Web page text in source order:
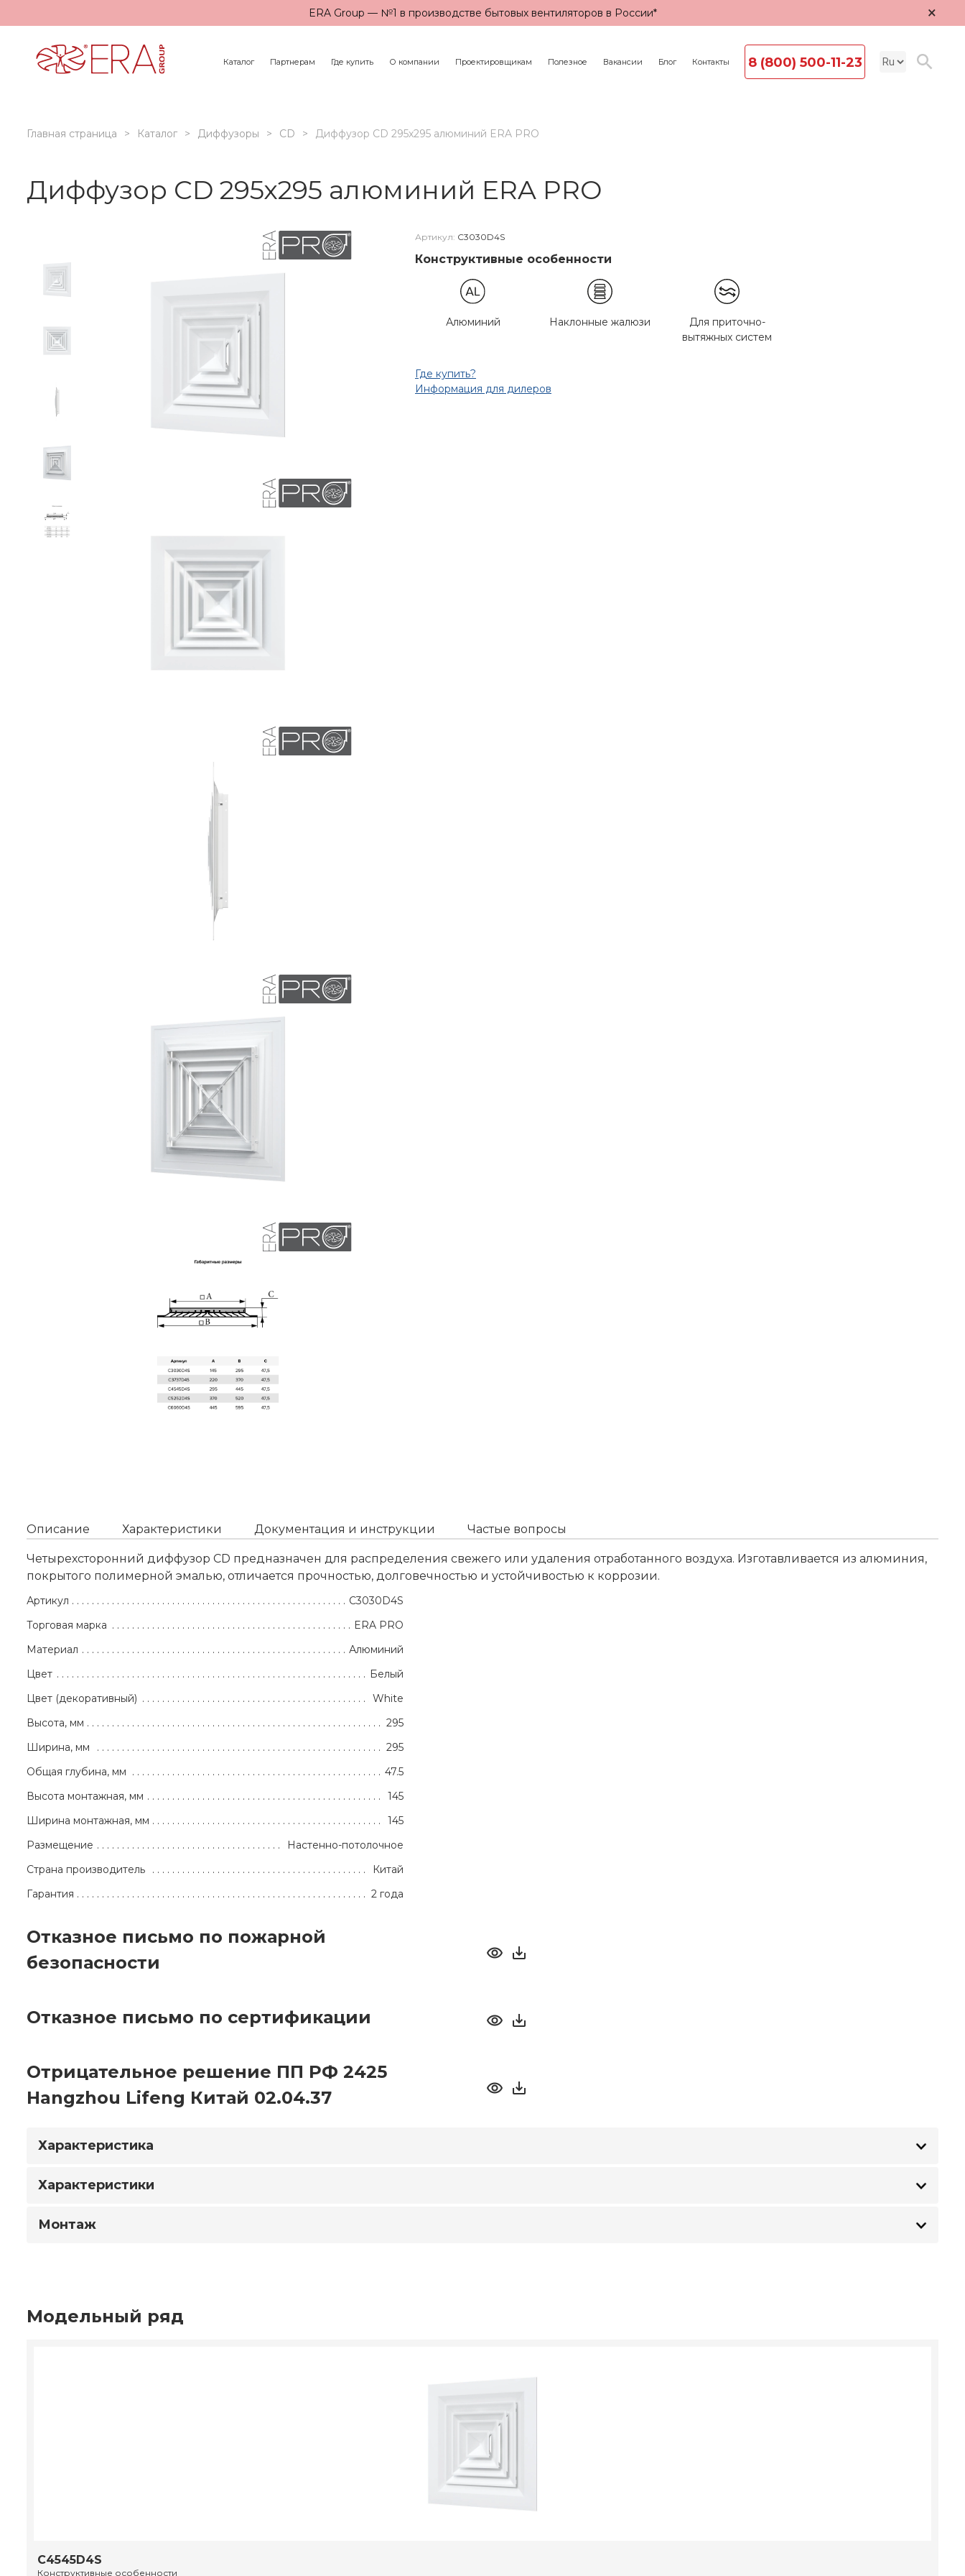
ERA Group — №1 в производстве бытовых вентиляторов в России* ×
Каталог Партнерам Где купить О компании Проектировщикам Полезное Вакансии Блог Контакты 8 (800) 500-11-23
Главная страница Каталог Диффузоры CD Диффузор CD 295х295 алюминий ERA PRO
Диффузор CD 295х295 алюминий ERA PRO
Артикул: C3030D4S
Конструктивные особенности
Алюминий Наклонные жалюзи
Для приточно-
вытяжных систем
Где купить?
Информация для дилеров
Описание Характеристики Документация и инструкции Частые вопросы
Четырехсторонний диффузор CD предназначен для распределения свежего или удаления отработанного воздуха. Изготавливается из алюминия,
покрытого полимерной эмалью, отличается прочностью, долговечностью и устойчивостью к коррозии.
Артикул
C3030D4S
Торговая марка
ERA PRO
Материал
Алюминий
Цвет
Белый
Цвет (декоративный)
White
Высота, мм
295
Ширина, мм
295
Общая глубина, мм
47.5
Высота монтажная, мм
145
Ширина монтажная, мм
145
Размещение
Настенно-потолочное
Страна производитель
Китай
Гарантия
2 года
Отказное письмо по пожарной
безопасности
Отказное письмо по сертификации
Отрицательное решение ПП РФ 2425
Hangzhou Lifeng Китай 02.04.37
Характеристика
Характеристики
Монтаж
Модельный ряд
C4545D4S
Конструктивные особенности